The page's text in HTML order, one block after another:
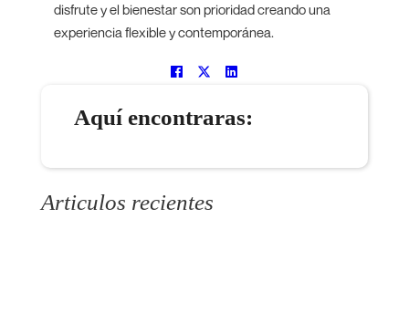
disfrute y el bienestar son prioridad creando una
experiencia flexible y contemporánea.
Aquí encontraras:
Articulos recientes